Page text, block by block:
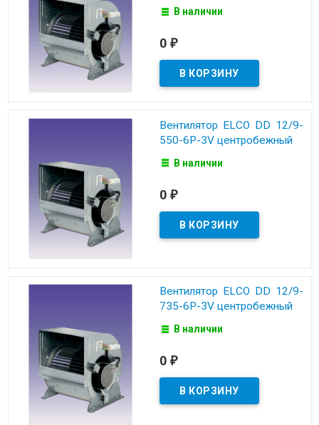
В наличии
0 ₽
Вентилятор ELCO DD 12/9-
550-6P-3V центробежный
В наличии
0 ₽
Вентилятор ELCO DD 12/9-
735-6P-3V центробежный
В наличии
0 ₽